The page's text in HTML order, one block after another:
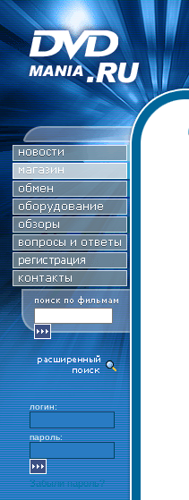
логин:
пароль:
Забыли пароль?